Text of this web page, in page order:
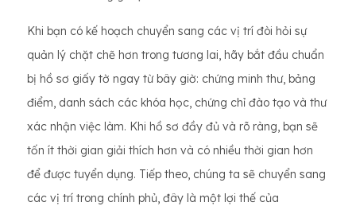
Khi bạn có kế hoạch chuyển sang các vị trí đòi hỏi sự
quản lý chặt chẽ hơn trong tương lai, hãy bắt đầu chuẩn
bị hồ sơ giấy tờ ngay từ bây giờ: chứng minh thư, bảng
điểm, danh sách các khóa học, chứng chỉ đào tạo và thư
xác nhận việc làm. Khi hồ sơ đầy đủ và rõ ràng, bạn sẽ
tốn ít thời gian giải thích hơn và có nhiều thời gian hơn
để được tuyển dụng. Tiếp theo, chúng ta sẽ chuyển sang
các vị trí trong chính phủ, đây là một lợi thế của